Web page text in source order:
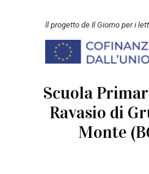
ll progetto de Il Giorno per i
Scuola
Ravasio di
Monte